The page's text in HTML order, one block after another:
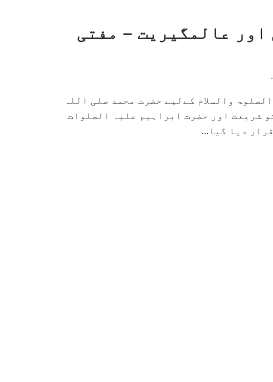
اور عالمگیریت – مفتی
والسلام کےلیے حضرت محمد صلی اللہ
شریعت اور حضرت ابراہیم علیہ الصلوات
دیا گیا...